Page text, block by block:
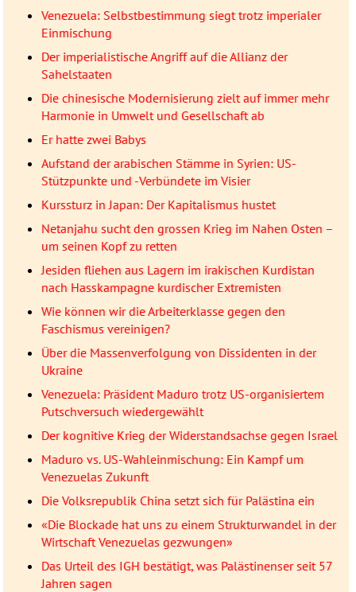
Venezuela: Selbstbestimmung siegt trotz imperialer
Einmischung
Der imperialistische Angriff auf die Allianz der
Sahelstaaten
Die chinesische Modernisierung zielt auf immer mehr
Harmonie in Umwelt und Gesellschaft ab
Er hatte zwei Babys
Aufstand der arabischen Stämme in Syrien: US-
Stützpunkte und -Verbündete im Visier
Kurssturz in Japan: Der Kapitalismus hustet
Netanjahu sucht den grossen Krieg im Nahen Osten –
um seinen Kopf zu retten
Jesiden fliehen aus Lagern im irakischen Kurdistan
nach Hasskampagne kurdischer Extremisten
Wie können wir die Arbeiterklasse gegen den
Faschismus vereinigen?
Über die Massenverfolgung von Dissidenten in der
Ukraine
Venezuela: Präsident Maduro trotz US-organisiertem
Putschversuch wiedergewählt
Der kognitive Krieg der Widerstandsachse gegen Israel
Maduro vs. US-Wahleinmischung: Ein Kampf um
Venezuelas Zukunft
Die Volksrepublik China setzt sich für Palästina ein
«Die Blockade hat uns zu einem Strukturwandel in der
Wirtschaft Venezuelas gezwungen»
Das Urteil des IGH bestätigt, was Palästinenser seit 57
Jahren sagen